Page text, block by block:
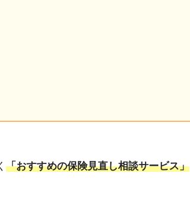
「おすすめの保険見直し相談サービス」